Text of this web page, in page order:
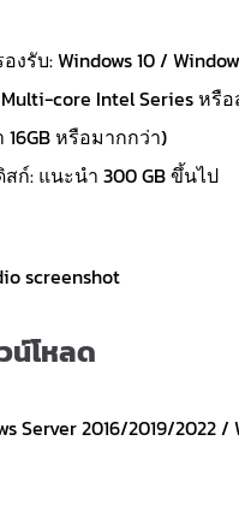
บ: Windows 10 /
core Intel Series หรือ
16GB หรือมากกว่า)
ก์: แนะนำ 300 GB ขึ้นไป
น์โหลด
Server 2016/2019/2022 /